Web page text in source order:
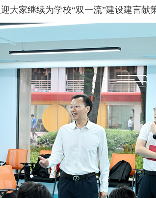
大家继续为学校“双一流”建设建言献